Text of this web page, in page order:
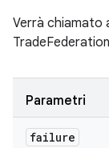
Verrà chiamato
Parametri
failure